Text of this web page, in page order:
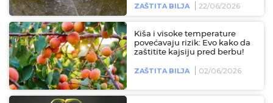
ZAŠTITA BILJA 22/06/2026
Kiša i visoke temperature
povećavaju rizik: Evo kako da
zaštitite kajsiju pred berbu!
ZAŠTITA BILJA 02/06/2026